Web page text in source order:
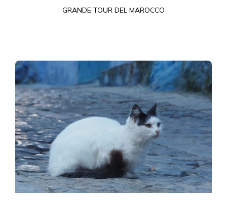
GRANDE TOUR DEL MAROCCO